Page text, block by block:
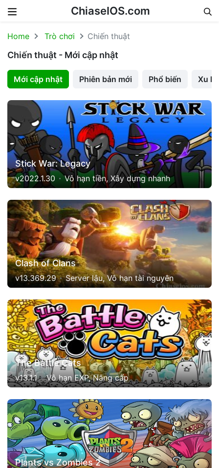
ChiaseIOS.com
Home Trò chơi Chiến thuật
Chiến thuật - Mới cập nhật
Mới cập nhật Phiên bản mới Phổ biến Xu
Stick War: Legacy
v2022.1.30 Vô hạn tiền, Xây dựng nhanh
Clash of Clans
v13.369.29 Server lậu, Vô hạn tài nguyên
The Battle Cats
v13.1.1 Vô hạn EXP, Nâng cấp
Plants vs Zombies 2